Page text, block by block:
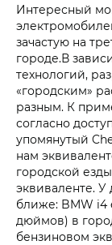
Интересный
зачастую на
городе.В
технологий,
«городским»
разным. К
согласно
упомянутый
нам
городской
эквиваленте. У
ближе: BMW i4
дюймов) в
бензиновом